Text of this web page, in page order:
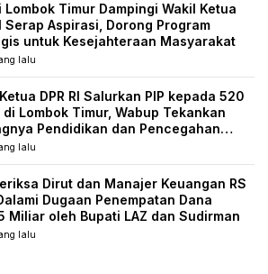
Lombok Timur Dampingi Wakil Ketua
Serap Aspirasi, Dorong Program
untuk Kesejahteraan Masyarakat
lalu
DPR RI Salurkan PIP kepada 520
Lombok Timur, Wabup Tekankan
Pendidikan dan Pencegahan
Anak
lalu
Dirut dan Manajer Keuangan RS
Dugaan Penempatan Dana
Miliar oleh Bupati LAZ dan Sudirman
lalu